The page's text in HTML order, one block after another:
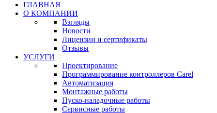
ГЛАВНАЯ
О КОМПАНИИ
Взгляды
Новости
Лицензии и сертификаты
Отзывы
УСЛУГИ
Проектирование
Программирование контроллеров Carel
Автоматизация
Монтажные работы
Пуско-наладочные работы
Сервисные работы